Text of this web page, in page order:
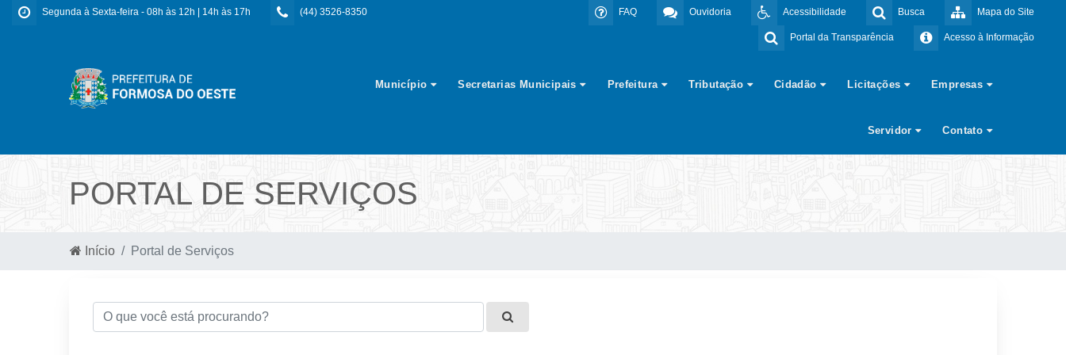
Segunda à Sexta-feira - 08h às 12h | 14h às 17h (44) 3526-8350 Mapa do Site
Busca
Acessibilidade
Ouvidoria
FAQ
Acesso à Informação
Portal da Transparência
Município Secretarias Municipais Prefeitura Tributação Cidadão Licitações Empresas
Servidor Contato
PORTAL DE SERVIÇOS
Início Portal de Serviços